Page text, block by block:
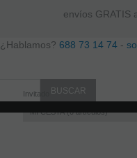
envíos GRATIS
¿Hablamos? 688 73 14 74 -
Invitado
MI CESTA 0artículos